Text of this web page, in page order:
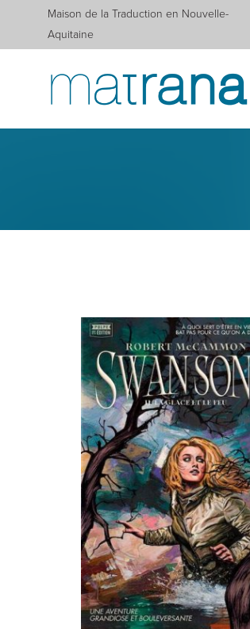
Maison de la Traduction en Nouvelle-
Aquitaine